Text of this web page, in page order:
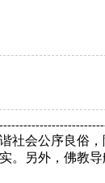
社会公序良俗
另外，佛教